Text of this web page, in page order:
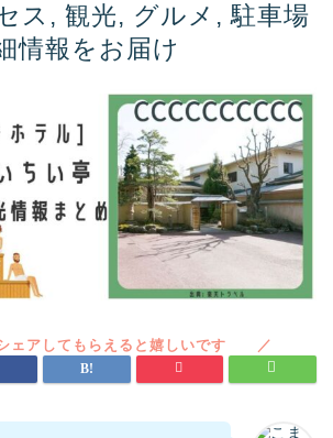
ス, 観光, グルメ, 駐車場
情報をお届け